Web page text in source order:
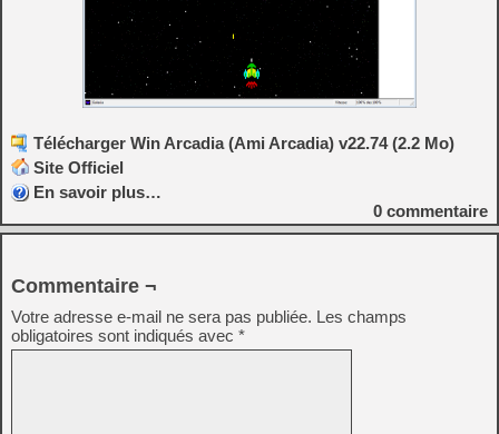
Télécharger Win Arcadia (Ami Arcadia) v22.74 (2.2 Mo)
Site Officiel
En savoir plus…
0 commentaire
Commentaire ¬
Votre adresse e-mail ne sera pas publiée. Les champs
obligatoires sont indiqués avec *